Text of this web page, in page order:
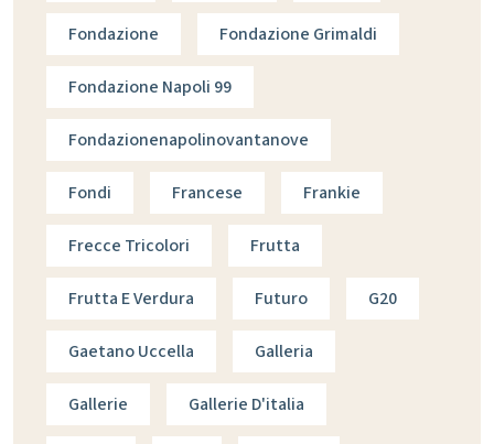
Fondazione Fondazione Grimaldi
Fondazione Napoli 99
Fondazionenapolinovantanove
Fondi Francese Frankie
Frecce Tricolori Frutta
Frutta E Verdura Futuro G20
Gaetano Uccella Galleria
Gallerie Gallerie D'italia